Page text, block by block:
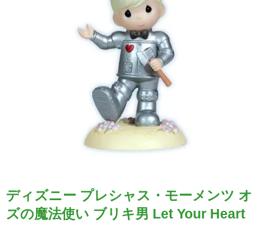
ディズニー プレシャス・モーメンツ オ
ズの魔法使い ブリキ男 Let Your Heart